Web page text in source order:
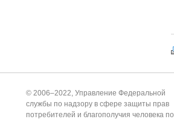
© 2006–2022, Управление Федеральной
службы по надзору в сфере защиты прав
потребителей и благополучия человека по